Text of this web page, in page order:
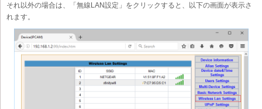
それ以外の場合は、「無線LAN設定」をクリックすると、以下の画面が表示さ
れます。